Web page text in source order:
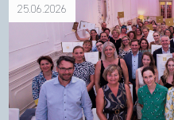
25.06.2026